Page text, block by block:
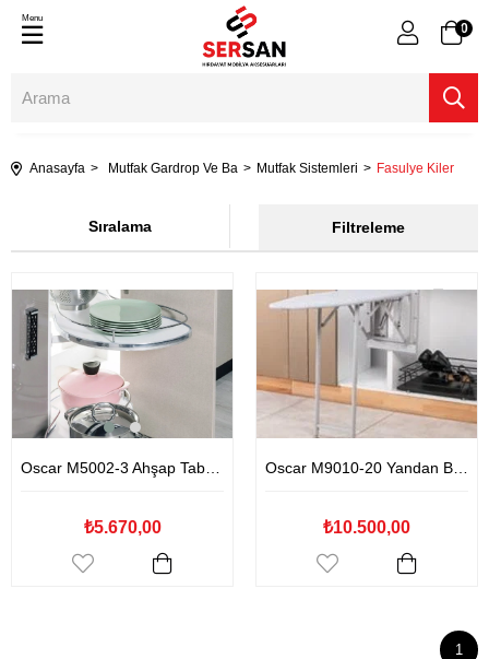
0
Menu
Anasayfa Mutfak Gardrop Ve Ba Mutfak Sistemleri Fasulye Kiler
Filtreleme
Sıralama
Oscar M5002-3 Ahşap Tabanlı Döner Kör Köşe Fasülye Mekanizma 450mm
₺5.670,00
Oscar M9010-20 Yandan Bağlantılı Ütü Masası Siyah 130X330X1480
₺10.500,00
1